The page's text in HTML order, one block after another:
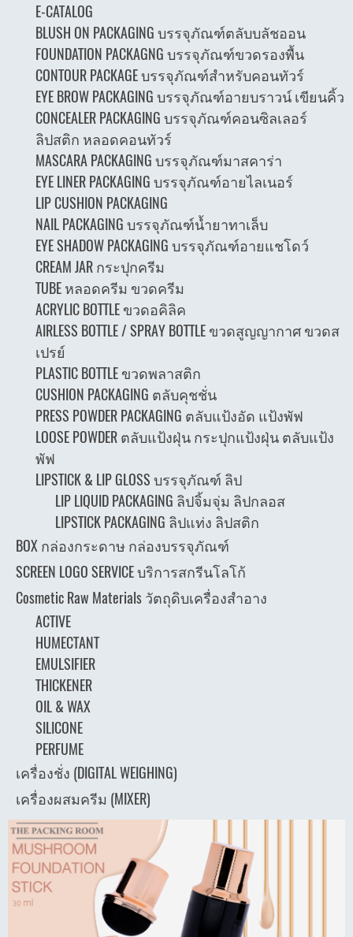
E-CATALOG
BLUSH ON PACKAGING บรรจุภัณฑ์ตลับบลัชออน
FOUNDATION PACKAGNG บรรจุภัณฑ์ขวดรองพื้น
CONTOUR PACKAGE บรรจุภัณฑ์สำหรับคอนทัวร์
EYE BROW PACKAGING บรรจุภัณฑ์อายบราวน์ เขียนคิ้ว
CONCEALER PACKAGING บรรจุภัณฑ์คอนซิลเลอร์
ลิปสติก หลอดคอนทัวร์
MASCARA PACKAGING บรรจุภัณฑ์มาสคาร่า
EYE LINER PACKAGING บรรจุภัณฑ์อายไลเนอร์
LIP CUSHION PACKAGING
NAIL PACKAGING บรรจุภัณฑ์น้ำยาทาเล็บ
EYE SHADOW PACKAGING บรรจุภัณฑ์อายแชโดว์
CREAM JAR กระปุกครีม
TUBE หลอดครีม ขวดครีม
ACRYLIC BOTTLE ขวดอคิลิค
AIRLESS BOTTLE / SPRAY BOTTLE ขวดสูญญากาศ ขวดส
เปรย์
PLASTIC BOTTLE ขวดพลาสติก
CUSHION PACKAGING ตลับคุชชั่น
PRESS POWDER PACKAGING ตลับแป้งอัด แป้งพัฟ
LOOSE POWDER ตลับแป้งฝุ่น กระปุกแป้งฝุ่น ตลับแป้ง
พัฟ
LIPSTICK & LIP GLOSS บรรจุภัณฑ์ ลิป
LIP LIQUID PACKAGING ลิปจิ้มจุ่ม ลิปกลอส
LIPSTICK PACKAGING ลิปแท่ง ลิปสติก
BOX กล่องกระดาษ กล่องบรรจุภัณฑ์
SCREEN LOGO SERVICE บริการสกรีนโลโก้
Cosmetic Raw Materials วัตถุดิบเครื่องสำอาง
ACTIVE
HUMECTANT
EMULSIFIER
THICKENER
OIL & WAX
SILICONE
PERFUME
เครื่องชั่ง (DIGITAL WEIGHING)
เครื่องผสมครีม (MIXER)